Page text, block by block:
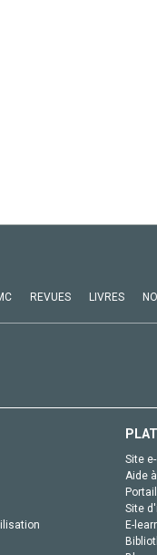
REVUES LIVRES
Site
Aide
Site
E-